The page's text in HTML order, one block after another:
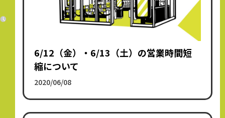
6/12（金）・6/13（土）の営業時間短
縮について
2020/06/08